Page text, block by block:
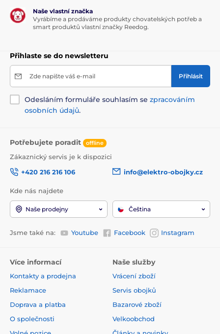
Naše vlastní značka
Vyrábíme a prodáváme produkty chovatelských potřeb a
smart produktů vlastní značky Reedog.
Přihlaste se do newsletteru
Zde napište váš e-mail Přihlásit
Odesláním formuláře souhlasím se zpracováním
osobních údajů.
Potřebujete poradit offline
Zákaznický servis je k dispozici
+420 216 216 106
info@elektro-obojky.cz
Kde nás najdete
Naše prodejny Čeština
Jsme také na: Youtube Facebook Instagram
Více informací
Kontakty a prodejna
Reklamace
Doprava a platba
O společnosti
Naše služby
Vrácení zboží
Servis obojků
Bazarové zboží
Velkoobchod